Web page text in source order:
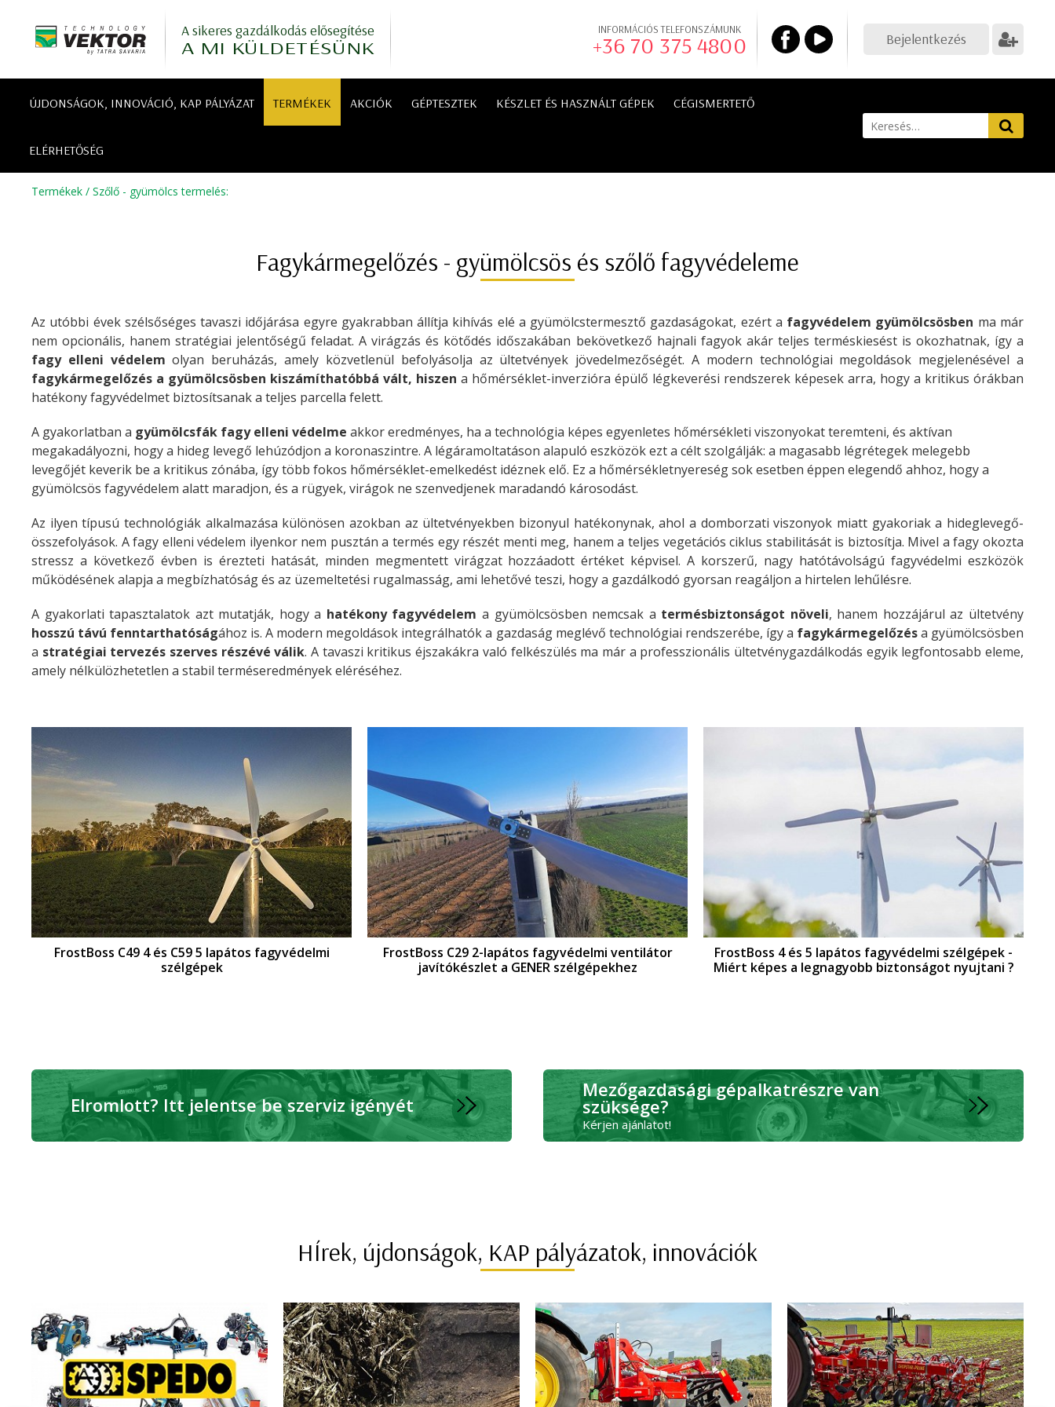
A sikeres gazdálkodás elősegítése
A MI KÜLDETÉSÜNK
INFORMÁCIÓS TELEFONSZÁMUNK
+36 70 375 4800 Bejelentkezés
ÚJDONSÁGOK, INNOVÁCIÓ, KAP PÁLYÁZAT TERMÉKEK AKCIÓK GÉPTESZTEK KÉSZLET ÉS HASZNÁLT GÉPEK CÉGISMERTETŐ
ELÉRHETŐSÉG
Termékek / Szőlő - gyümölcs termelés:
Fagykármegelőzés - gyümölcsös és szőlő fagyvédeleme
Az utóbbi évek szélsőséges tavaszi időjárása egyre gyakrabban állítja kihívás elé a gyümölcstermesztő gazdaságokat, ezért a fagyvédelem gyümölcsösben ma már
nem opcionális, hanem stratégiai jelentőségű feladat. A virágzás és kötődés időszakában bekövetkező hajnali fagyok akár teljes terméskiesést is okozhatnak, így a
fagy elleni védelem olyan beruházás, amely közvetlenül befolyásolja az ültetvények jövedelmezőségét. A modern technológiai megoldások megjelenésével a
fagykármegelőzés a gyümölcsösben kiszámíthatóbbá vált, hiszen a hőmérséklet-inverzióra épülő légkeverési rendszerek képesek arra, hogy a kritikus órákban
hatékony fagyvédelmet biztosítsanak a teljes parcella felett.
A gyakorlatban a gyümölcsfák fagy elleni védelme akkor eredményes, ha a technológia képes egyenletes hőmérsékleti viszonyokat teremteni, és aktívan
megakadályozni, hogy a hideg levegő lehúzódjon a koronaszintre. A légáramoltatáson alapuló eszközök ezt a célt szolgálják: a magasabb légrétegek melegebb
levegőjét keverik be a kritikus zónába, így több fokos hőmérséklet-emelkedést idéznek elő. Ez a hőmérsékletnyereség sok esetben éppen elegendő ahhoz, hogy a
gyümölcsös fagyvédelem alatt maradjon, és a rügyek, virágok ne szenvedjenek maradandó károsodást.
Az ilyen típusú technológiák alkalmazása különösen azokban az ültetvényekben bizonyul hatékonynak, ahol a domborzati viszonyok miatt gyakoriak a hideglevegő-
összefolyások. A fagy elleni védelem ilyenkor nem pusztán a termés egy részét menti meg, hanem a teljes vegetációs ciklus stabilitását is biztosítja. Mivel a fagy okozta
stressz a következő évben is érezteti hatását, minden megmentett virágzat hozzáadott értéket képvisel. A korszerű, nagy hatótávolságú fagyvédelmi eszközök
működésének alapja a megbízhatóság és az üzemeltetési rugalmasság, ami lehetővé teszi, hogy a gazdálkodó gyorsan reagáljon a hirtelen lehűlésre.
A gyakorlati tapasztalatok azt mutatják, hogy a hatékony fagyvédelem a gyümölcsösben nemcsak a termésbiztonságot növeli, hanem hozzájárul az ültetvény
hosszú távú fenntarthatóságához is. A modern megoldások integrálhatók a gazdaság meglévő technológiai rendszerébe, így a fagykármegelőzésa gyümölcsösben
a stratégiai tervezés szerves részévé válik. A tavaszi kritikus éjszakákra való felkészülés ma már a professzionális ültetvénygazdálkodás egyik legfontosabb eleme,
amely nélkülözhetetlen a stabil terméseredmények eléréséhez.
FrostBoss C49 4 és C59 5 lapátos fagyvédelmi
szélgépek
FrostBoss C29 2-lapátos fagyvédelmi ventilátor
javítókészlet a GENER szélgépekhez
FrostBoss 4 és 5 lapátos fagyvédelmi szélgépek -
Miért képes a legnagyobb biztonságot nyujtani ?
Elromlott? Itt jelentse be szerviz igényét
Mezőgazdasági gépalkatrészre van
szüksége?
Kérjen ajánlatot!
HÍrek, újdonságok, KAP pályázatok, innovációk